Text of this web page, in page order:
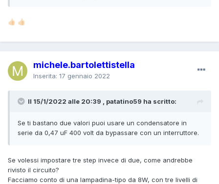
👍🏻 👍🏻
michele.bartolettistella
Inserita: 17 gennaio 2022
Il 15/1/2022 alle 20:39 , patatino59 ha scritto:
Se ti bastano due valori puoi usare un condensatore in
serie da 0,47 uF 400 volt da bypassare con un interruttore.
Se volessi impostare tre step invece di due, come andrebbe
rivisto il circuito?
Facciamo conto di una lampadina-tipo da 8W, con tre livelli di